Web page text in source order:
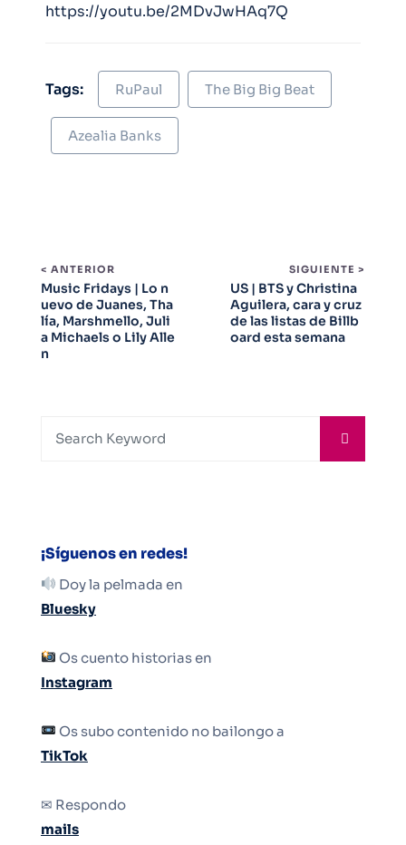
https://youtu.be/2MDvJwHAq7Q
Tags: RuPaul The Big Big Beat
Azealia Banks
< ANTERIOR
Music Fridays | Lo n
uevo de Juanes, Tha
lía, Marshmello, Juli
a Michaels o Lily Alle
n
SIGUIENTE >
US | BTS y Christina
Aguilera, cara y cruz
de las listas de Billb
oard esta semana
¡Síguenos en redes!
Doy la pelmada en
Bluesky
Os cuento historias en
Instagram
Os subo contenido no bailongo a
TikTok
✉ Respondo
mails